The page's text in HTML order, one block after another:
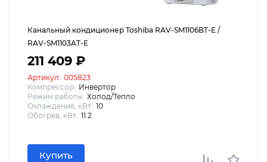
Канальный кондиционер Toshiba RAV-SM1106BT-E /
RAV-SM1103AT-E
211 409 ₽
Артикул: 005823
Компрессор: Инвертор
Режим работы: Холод/Тепло
Охлаждение, кВт: 10
Обогрев, кВт: 11.2
Купить